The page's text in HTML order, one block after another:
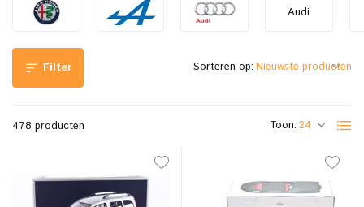
Audi
Filter
478 producten Toon:
Sorteren op: